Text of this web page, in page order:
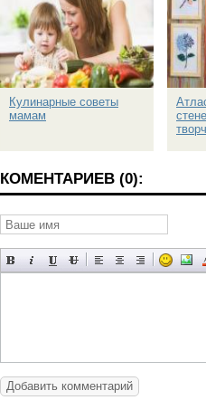
Кулинарные советы
мамам
КОМЕНТАРИЕВ (0):
Добавить комментарий